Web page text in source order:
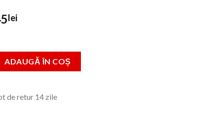
60lei.
leiPrețul
45lei.rapida pentru incleiere sau descleiere 300mm
ADAUGĂ ÎN COȘ
de retur 14 zile